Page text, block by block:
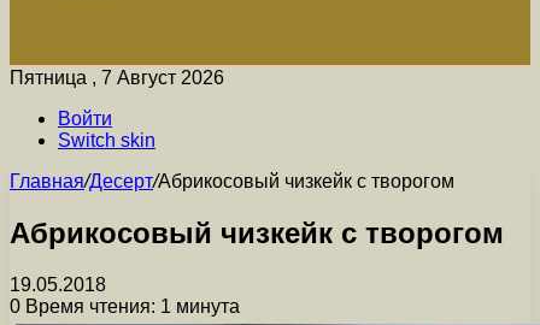
Пятница , 7 Август 2026
Войти
Switch skin
Главная/Десерт/Абрикосовый чизкейк с творогом
Абрикосовый чизкейк с творогом
19.05.2018
0 Время чтения: 1 минута